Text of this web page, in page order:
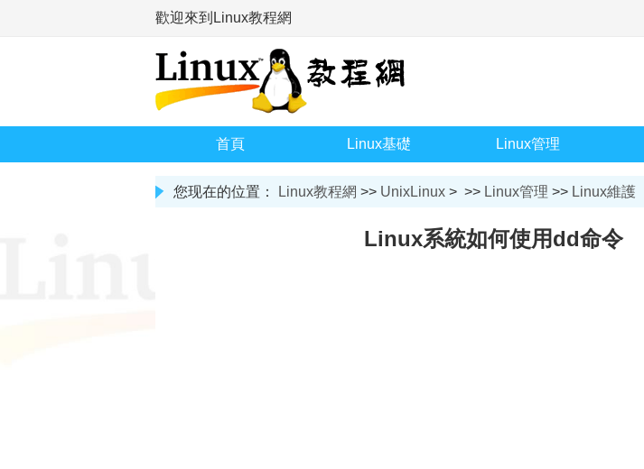
歡迎來到Linux教程網
首頁 Linux基礎 Linux管理
您现在的位置： Linux教程網 >> UnixLinux > >> Linux管理 >> Linux維護
Linux系統如何使用dd命令